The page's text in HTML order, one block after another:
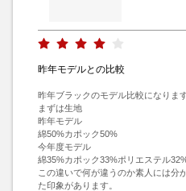
昨年モデルとの比較
昨年ブラックのモデル比較になります
まずは生地
昨年モデル
綿50%カポック50%
今年度モデル
綿35%カポック33%ポリエステル
この違いで何が違うのか素人には分
た印象があります。